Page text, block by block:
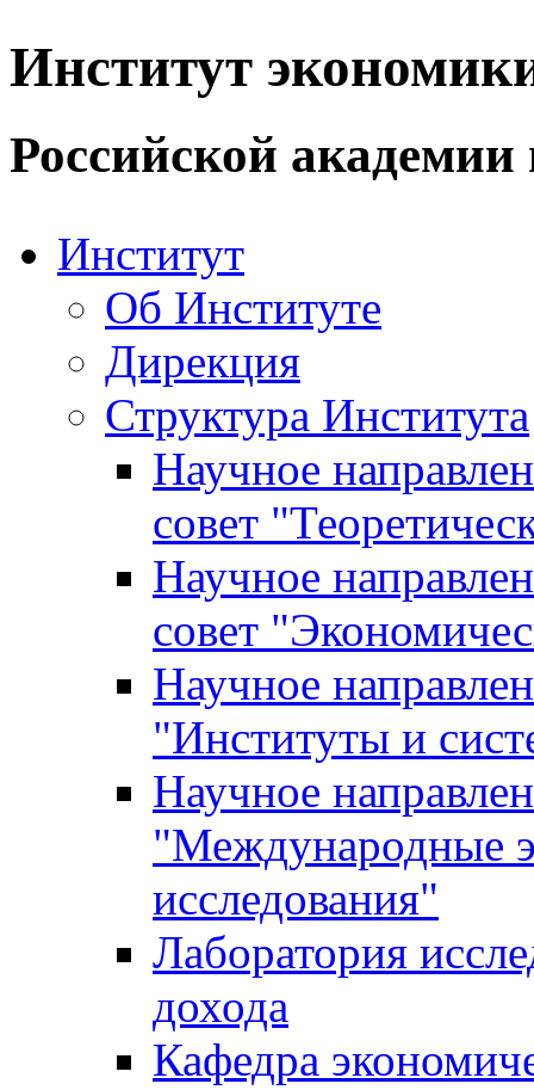
Институт
Российской академии
Институт
Об Институте
Дирекция
Структура Института
Научное
совет
Научное
совет
Научное
"Институты и
Научное
"Международные
исследования"
Лаборатория
дохода
Кафедра